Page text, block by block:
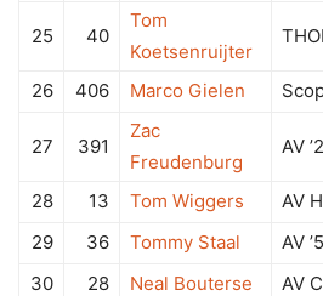
25 40
Tom
Koetsenruijter
26 406 Marco Gielen
27 391
Zac
Freudenburg
AV
28 13 Tom Wiggers AV
29
36 Tommy Staal AV
30
28 Neal Bouterse AV